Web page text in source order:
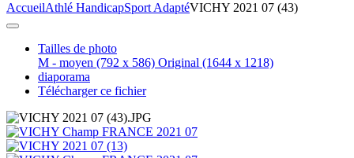
AccueilAthlé HandicapSport AdaptéVICHY 2021 07 (43)
Tailles de photo
M - moyen (792 x 586) Original (1644 x 1218)
diaporama
Télécharger ce fichier